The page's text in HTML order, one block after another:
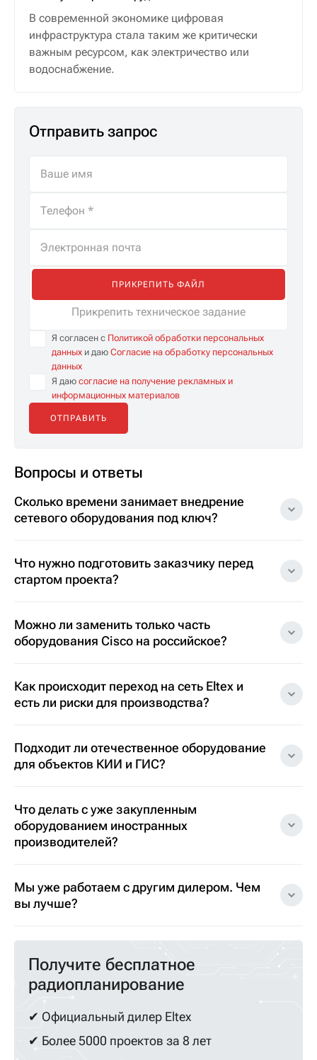
В современной экономике цифровая
инфраструктура стала таким же критически
важным ресурсом, как электричество или
водоснабжение.
Отправить запрос
ПРИКРЕПИТЬ ФАЙЛ
Прикрепить техническое задание
Я согласен с Политикой обработки персональных
данных и даю Согласие на обработку персональных
данных
Я даю согласие на получение рекламных и
информационных материалов
Вопросы и ответы
Сколько времени занимает внедрение
сетевого оборудования под ключ?
Что нужно подготовить заказчику перед
стартом проекта?
Можно ли заменить только часть
оборудования Cisco на российское?
Как происходит переход на сеть Eltex и
есть ли риски для производства?
Подходит ли отечественное оборудование
для объектов КИИ и ГИС?
Что делать с уже закупленным
оборудованием иностранных
производителей?
Мы уже работаем с другим дилером. Чем
вы лучше?
Получите бесплатное
радиопланирование
✔ Официальный дилер Eltex
✔ Более 5000 проектов за 8 лет